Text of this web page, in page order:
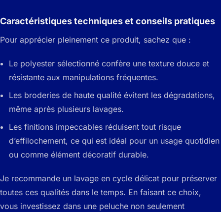
Caractéristiques techniques et conseils pratiques
Pour apprécier pleinement ce produit, sachez que :
Le polyester sélectionné confère une texture douce et
résistante aux manipulations fréquentes.
Les broderies de haute qualité évitent les dégradations,
même après plusieurs lavages.
Les finitions impeccables réduisent tout risque
d’effilochement, ce qui est idéal pour un usage quotidien
ou comme élément décoratif durable.
Je recommande un lavage en cycle délicat pour préserver
toutes ces qualités dans le temps. En faisant ce choix,
vous investissez dans une peluche non seulement